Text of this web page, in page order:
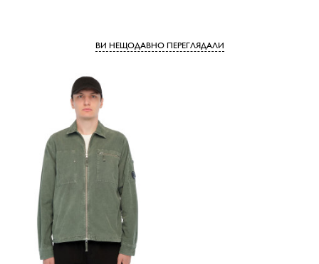
ВИ НЕЩОДАВНО ПЕРЕГЛЯДАЛИ